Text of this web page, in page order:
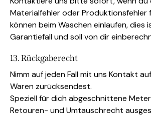
Materialfehler oder Produktionsfehler
können beim Waschen einlaufen, dies
Garantiefall und soll von dir
13. Rückgaberecht
Nimm auf jeden Fall mit uns Kontakt
Waren zurücksendest.
Speziell für dich abgeschnittene
Retouren- und Umtauschrecht